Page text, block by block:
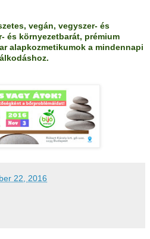
vegán, vegyszer- és
és környezetbarát, prémium
alapkozmetikumok a mindennapi
22, 2016